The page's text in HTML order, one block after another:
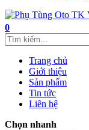
0
Trang chủ
Giới thiệu
Sản phẩm
Tin tức
Liên hệ
Chọn nhanh